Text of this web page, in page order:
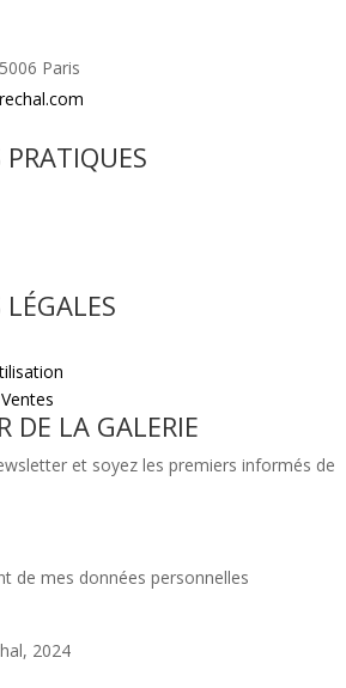
Paris
DE LA GALERIE
et soyez les premiers informés de
de mes données personnelles
2024